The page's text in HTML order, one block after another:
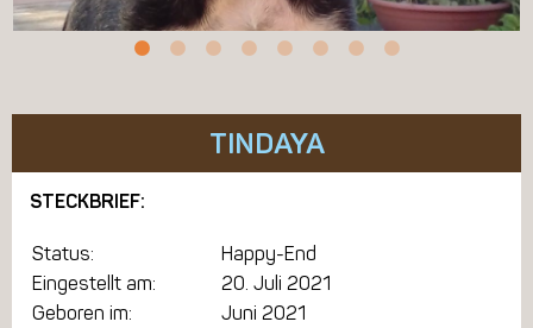
TINDAYA
STECKBRIEF:
Status:
Happy-End
Eingestellt am:
20. Juli 2021
Geboren im:
Juni 2021